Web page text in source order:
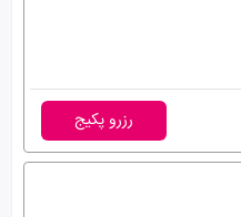
رزرو پکیج